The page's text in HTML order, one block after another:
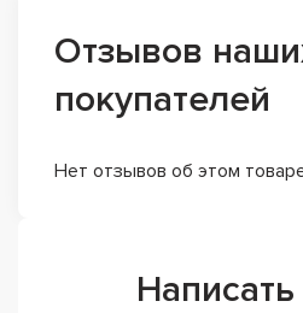
Отзывов
покупателей
Нет отзывов об этом